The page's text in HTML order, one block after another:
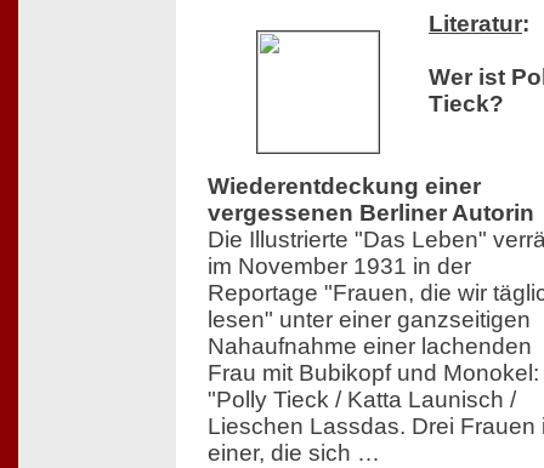
Literatur:
Wer ist
Tieck?
Wiederentdeckung einer
vergessenen Berliner Autorin
Die Illustrierte "Das Leben"
im November 1931 in der
Reportage "Frauen, die wir
lesen" unter einer ganzseitigen
Nahaufnahme einer lachenden
Frau mit Bubikopf und Monokel:
"Polly Tieck / Katta Launisch /
Lieschen Lassdas. Drei Frauen
einer, die sich …